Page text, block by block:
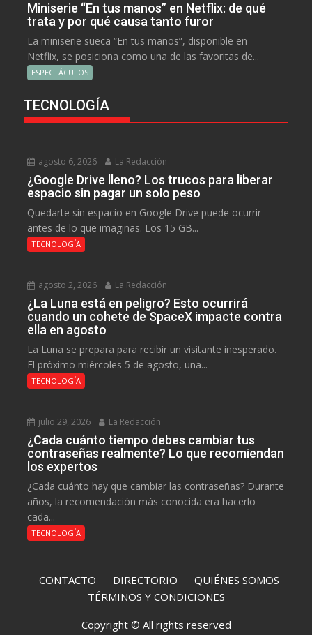
Miniserie “En tus manos” en Netflix: de qué
trata y por qué causa tanto furor
La miniserie sueca “En tus manos”, disponible en
Netflix, se posiciona como una de las favoritas de...
ESPECTÁCULOS
TECNOLOGÍA
agosto 6, 2026 La Redacción
¿Google Drive lleno? Los trucos para liberar
espacio sin pagar un solo peso
Quedarte sin espacio en Google Drive puede ocurrir
antes de lo que imaginas. Los 15 GB...
TECNOLOGÍA
agosto 2, 2026 La Redacción
¿La Luna está en peligro? Esto ocurrirá
cuando un cohete de SpaceX impacte contra
ella en agosto
La Luna se prepara para recibir un visitante inesperado.
El próximo miércoles 5 de agosto, una...
TECNOLOGÍA
julio 29, 2026 La Redacción
¿Cada cuánto tiempo debes cambiar tus
contraseñas realmente? Lo que recomiendan
los expertos
¿Cada cuánto hay que cambiar las contraseñas? Durante
años, la recomendación más conocida era hacerlo
cada...
TECNOLOGÍA
CONTACTO DIRECTORIO QUIÉNES SOMOS
TÉRMINOS Y CONDICIONES
Copyright © All rights reserved